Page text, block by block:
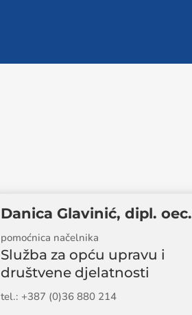
Danica Glavinić, dipl. oec.
pomoćnica načelnika
Služba za opću upravu i
društvene djelatnosti
tel.: +387 (0)36 880 214